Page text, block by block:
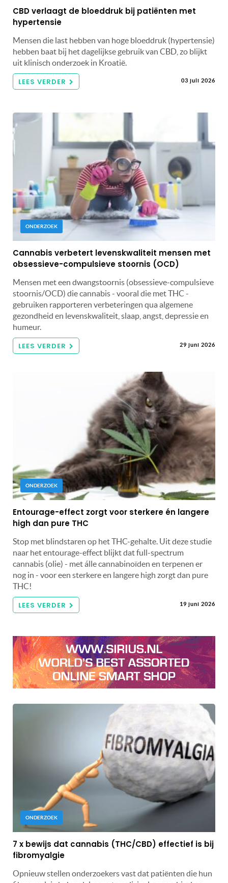
CBD verlaagt de bloeddruk bij patiënten met
hypertensie
Mensen die last hebben van hoge bloeddruk (hypertensie)
hebben baat bij het dagelijkse gebruik van CBD, zo blijkt
uit klinisch onderzoek in Kroatië.
LEES VERDER 03 juli 2026
ONDERZOEK
Cannabis verbetert levenskwaliteit mensen met
obsessieve-compulsieve stoornis (OCD)
Mensen met een dwangstoornis (obsessieve-compulsieve
stoornis/OCD) die cannabis - vooral die met THC -
gebruiken rapporteren verbeteringen qua algemene
gezondheid en levenskwaliteit, slaap, angst, depressie en
humeur.
LEES VERDER 29 juni 2026
ONDERZOEK
Entourage-effect zorgt voor sterkere én langere
high dan pure THC
Stop met blindstaren op het THC-gehalte. Uit deze studie
naar het entourage-effect blijkt dat full-spectrum
cannabis (olie) - met álle cannabinoïden en terpenen er
nog in - voor een sterkere en langere high zorgt dan pure
THC!
LEES VERDER 19 juni 2026
ONDERZOEK
7 x bewijs dat cannabis (THC/CBD) effectief is bij
fibromyalgie
Opnieuw stellen onderzoekers vast dat patiënten die hun